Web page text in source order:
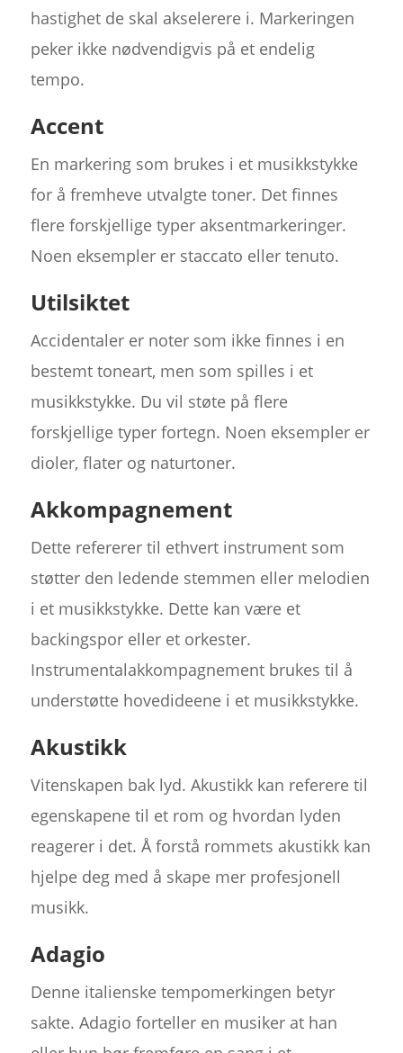
hastighet de skal akselerere i. Markeringen
peker ikke nødvendigvis på et endelig
tempo.
Accent
En markering som brukes i et musikkstykke
for å fremheve utvalgte toner. Det finnes
flere forskjellige typer aksentmarkeringer.
Noen eksempler er staccato eller tenuto.
Utilsiktet
Accidentaler er noter som ikke finnes i en
bestemt toneart, men som spilles i et
musikkstykke. Du vil støte på flere
forskjellige typer fortegn. Noen eksempler er
dioler, flater og naturtoner.
Akkompagnement
Dette refererer til ethvert instrument som
støtter den ledende stemmen eller melodien
i et musikkstykke. Dette kan være et
backingspor eller et orkester.
Instrumentalakkompagnement brukes til å
understøtte hovedideene i et musikkstykke.
Akustikk
Vitenskapen bak lyd. Akustikk kan referere til
egenskapene til et rom og hvordan lyden
reagerer i det. Å forstå rommets akustikk kan
hjelpe deg med å skape mer profesjonell
musikk.
Adagio
Denne italienske tempomerkingen betyr
sakte. Adagio forteller en musiker at han